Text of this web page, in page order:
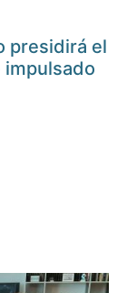
presidirá el
impulsado